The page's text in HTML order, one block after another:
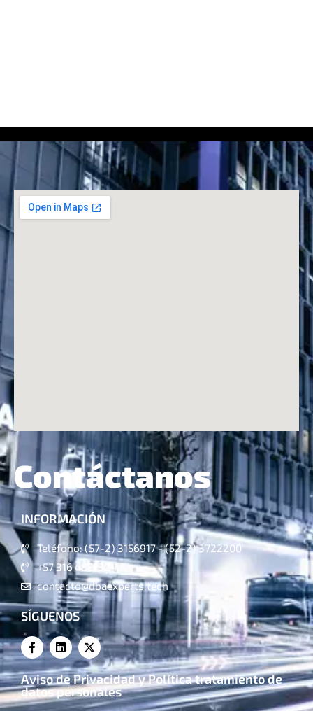
Contáctanos
INFORMACIÓN
Teléfono: (57-2) 3156917 - (52-2) 3722200
+57 316 4821324
contacto@dbaexperts.tech
SÍGUENOS
Aviso de Privacidad y Política tratamiento de
datos personales